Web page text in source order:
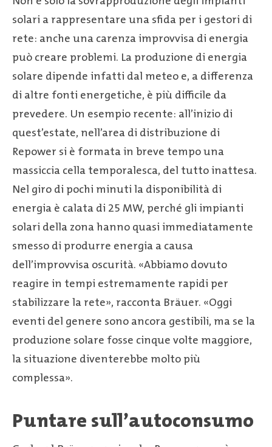
solari a rappresentare una sfida per i gestori di
rete: anche una carenza improvvisa di energia
può creare problemi. La produzione di energia
solare dipende infatti dal meteo e, a differenza
di altre fonti energetiche, è più difficile da
prevedere. Un esempio recente: all’inizio di
quest’estate, nell’area di distribuzione di
Repower si è formata in breve tempo una
massiccia cella temporalesca, del tutto inattesa.
Nel giro di pochi minuti la disponibilità di
energia è calata di 25 MW, perché gli impianti
solari della zona hanno quasi immediatamente
smesso di produrre energia a causa
dell’improvvisa oscurità. «Abbiamo dovuto
reagire in tempi estremamente rapidi per
stabilizzare la rete», racconta Bräuer. «Oggi
eventi del genere sono ancora gestibili, ma se la
produzione solare fosse cinque volte maggiore,
la situazione diventerebbe molto più
complessa».
Puntare sull’autoconsumo